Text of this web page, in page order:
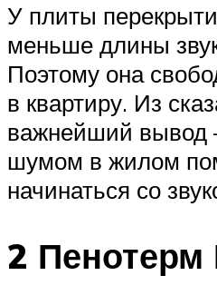
У плиты
меньше длины
Поэтому она
в квартиру. Из
важнейший вывод
шумом в жилом
начинаться со
2